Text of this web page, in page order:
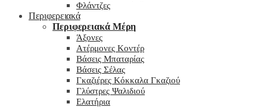
Φλάντζες
Περιφερειακά
Περιφερειακά Μέρη
Άξονες
Ατέρμονες Κοντέρ
Βάσεις Μπαταρίας
Βάσεις Σέλας
Γκαζιέρες Κόκκαλα Γκαζιού
Γλύστρες Ψαλιδιού
Ελατήρια